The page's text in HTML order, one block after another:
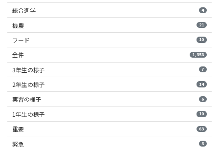
総合進学 4
機農 21
フード 10
全件 1,358
3年生の様子 7
2年生の様子 14
実習の様子 6
1年生の様子 10
重要 63
緊急 3